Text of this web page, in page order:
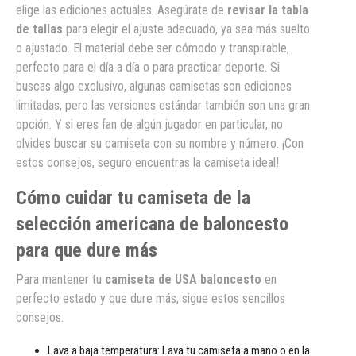
elige las ediciones actuales. Asegúrate de revisar la tabla
de tallas para elegir el ajuste adecuado, ya sea más suelto
o ajustado. El material debe ser cómodo y transpirable,
perfecto para el día a día o para practicar deporte. Si
buscas algo exclusivo, algunas camisetas son ediciones
limitadas, pero las versiones estándar también son una gran
opción. Y si eres fan de algún jugador en particular, no
olvides buscar su camiseta con su nombre y número. ¡Con
estos consejos, seguro encuentras la camiseta ideal!
Cómo cuidar tu camiseta de la
selección americana de baloncesto
para que dure más
Para mantener tu camiseta de USA baloncesto en
perfecto estado y que dure más, sigue estos sencillos
consejos:
Lava a baja temperatura: Lava tu camiseta a mano o en la